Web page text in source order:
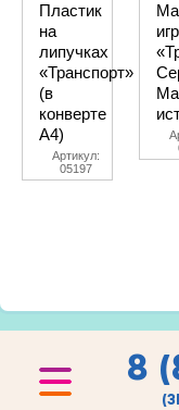
Пластик
на
липучках
«Транспорт»
(в
конверте
A4)
Артикул:
05197
8